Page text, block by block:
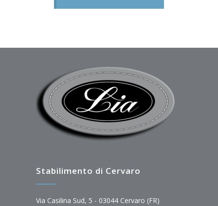
Stabilimento di Cervaro
Via Casilina Sud, 5 - 03044 Cervaro (FR)